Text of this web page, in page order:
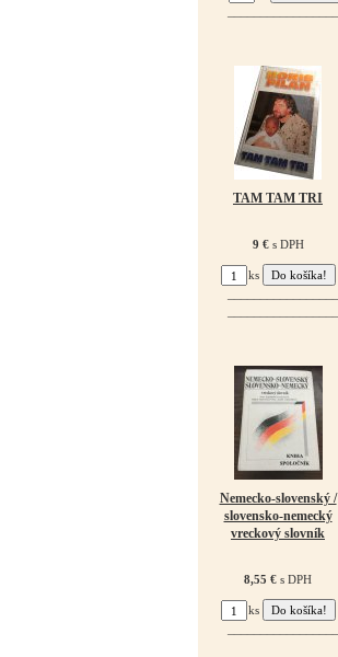
TAM TAM TRI
9 €s DPH
ks
Nemecko-slovenský /
slovensko-nemecký
vreckový slovník
8,55 € s DPH
ks